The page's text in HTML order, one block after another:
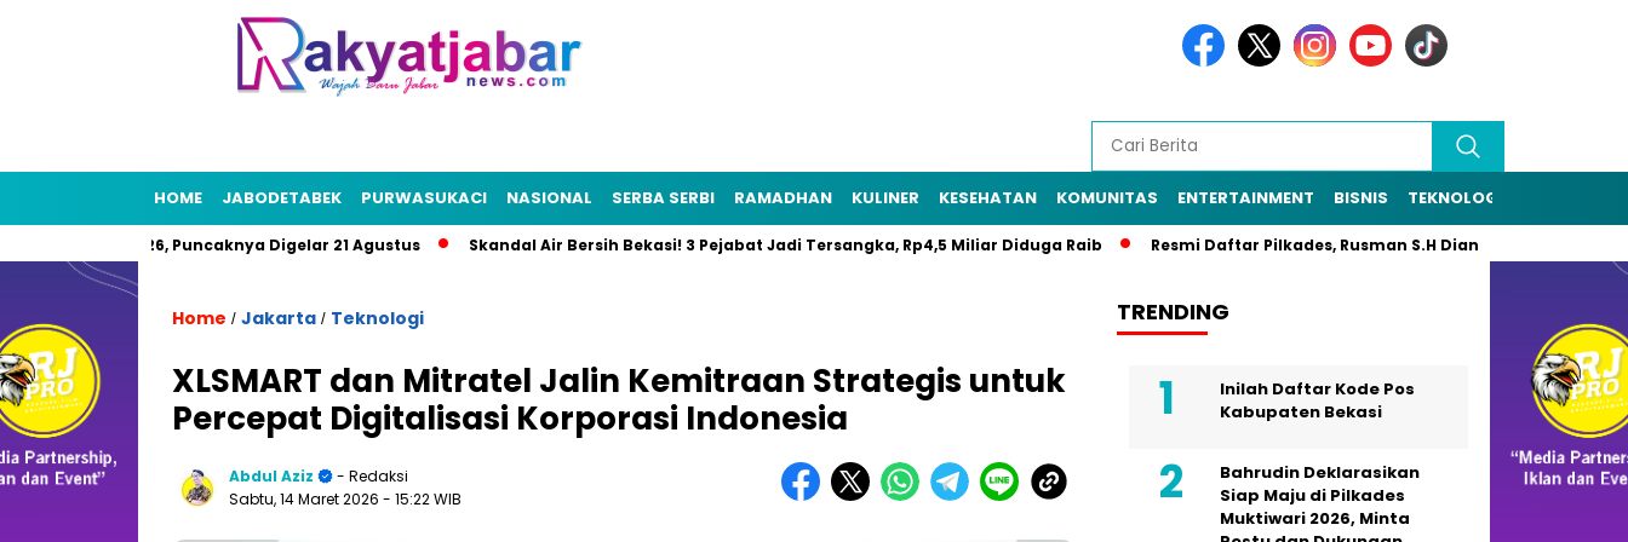
HOME JABODETABEK PURWASUKACI NASIONAL SERBA SERBI RAMADHAN KULINER KESEHATAN KOMUNITAS ENTERTAINMENT BISNIS TEKNOLOGI
RI 2026, Puncaknya Digelar 21 Agustus Skandal Air Bersih Bekasi! 3 Pejabat Jadi Tersangka, Rp4,5 Miliar Diduga Raib Resmi Daftar Pilkades, Rusman S.H Diantar Sekitar 1.000
Home / Jakarta / Teknologi
XLSMART dan Mitratel Jalin Kemitraan Strategis untuk
Percepat Digitalisasi Korporasi Indonesia
Abdul Aziz
- Redaksi
Sabtu, 14 Maret 2026 - 15:22 WIB
TRENDING
Inilah Daftar Kode Pos
Kabupaten Bekasi
Bahrudin Deklarasikan
Siap Maju di Pilkades
Muktiwari 2026, Minta